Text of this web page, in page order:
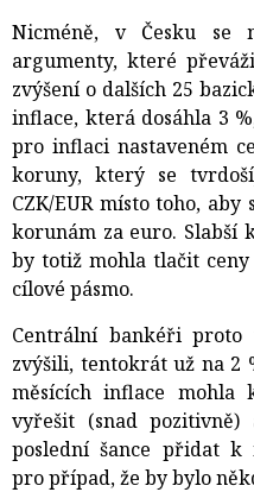
Nicméně, v Česku se
argumenty, které
zvýšení o dalších 25
inflace, která dosáhla 3
pro inflaci nastaveném
koruny, který se
CZK/EUR místo toho,
korunám za euro. Slabší
by totiž mohla tlačit
cílové pásmo.
Centrální bankéři
zvýšili, tentokrát už na 2
měsících inflace mohla
vyřešit (snad
poslední šance přidat k
pro případ, že by bylo